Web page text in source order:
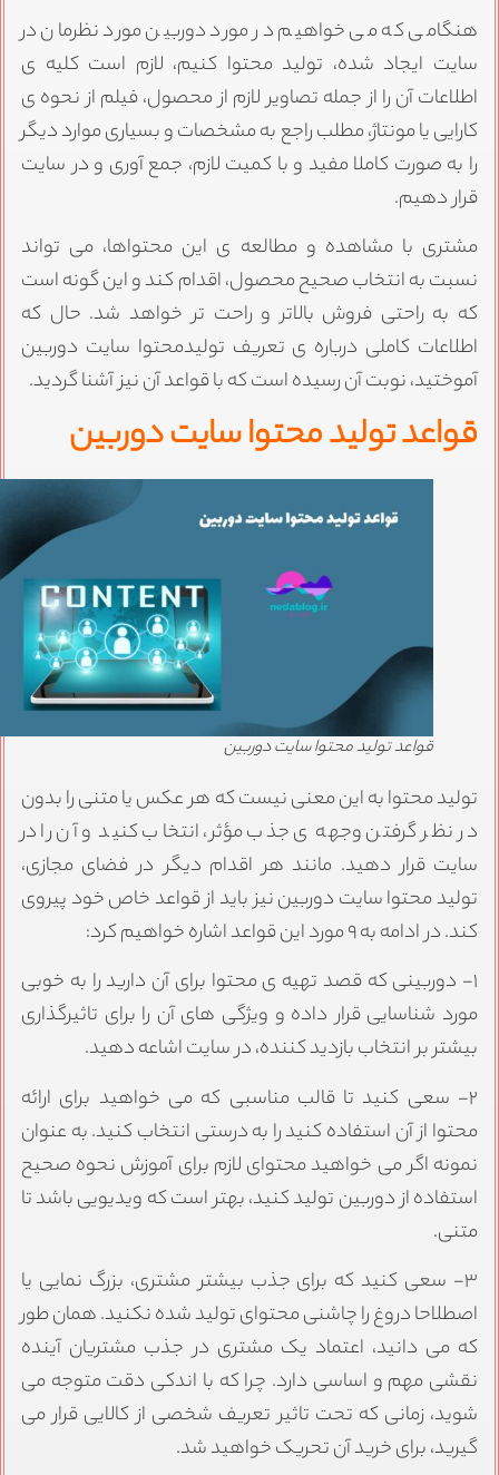
که می خواهیم در مورد دوربین مورد نظرمان در
ایجاد شده، تولید محتوا کنیم، لازم است کلیه ی
آن را از جمله تصاویر لازم از محصول، فیلم از نحوه ی
یا مونتاژ، مطلب راجع به مشخصات و بسیاری موارد دیگر
به صورت کاملا مفید و با کمیت لازم، جمع آوری و در سایت
دهیم.
با مشاهده و مطالعه ی این محتواها، می تواند
به انتخاب صحیح محصول، اقدام کند و این گونه است
به راحتی فروش بالاتر و راحت تر خواهد شد. حال که
کاملی درباره ی تعریف تولیدمحتوا سایت دوربین
نوبت آن رسیده است که با قواعد آن نیز آشنا گردید.
تولید محتوا سایت دوربین
قواعد تولید محتوا سایت دوربین
محتوا به این معنی نیست که هر عکس یا متنی را بدون
نظر گرفتن وجهه ی جذب مؤثر، انتخاب کنید و آن را در
قرار دهید. مانند هر اقدام دیگر در فضای مجازی،
محتوا سایت دوربین نیز باید از قواعد خاص خود پیروی
در ادامه به ۹ مورد این قواعد اشاره خواهیم کرد:
۱- دوربینی که قصد تهیه ی محتوا برای آن دارید را به خوبی
شناسایی قرار داده و ویژگی های آن را برای تاثیرگذاری
بر انتخاب بازدید کننده، در سایت اشاعه دهید.
۲- سعی کنید تا قالب مناسبی که می خواهید برای ارائه
از آن استفاده کنید را به درستی انتخاب کنید. به عنوان
اگر می خواهید محتوای‌ لازم برای آموزش نحوه صحیح
از دوربین تولید کنید، بهتر است که ویدیویی باشد تا
۳- سعی کنید که برای جذب بیشتر مشتری، بزرگ نمایی یا
دروغ را چاشنی محتوای تولید شده نکنید. همان طور
می دانید، اعتماد یک مشتری در جذب مشتریان آینده
مهم و اساسی دارد. چرا که با اندکی دقت متوجه می
زمانی که تحت تاثیر تعریف شخصی از کالایی قرار می
برای خرید آن تحریک خواهید شد.